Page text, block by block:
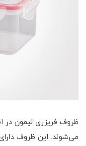
ظروف فریزری لیمون در
می‌شوند. این ظروف